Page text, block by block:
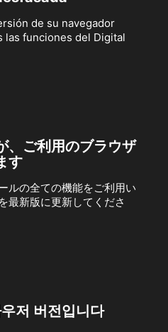
de su navegador
las funciones del Digital
、ご利用のブラウザ
す
ルの全ての機能をご利用い
最新版に更新してくださ
저 버전입니다